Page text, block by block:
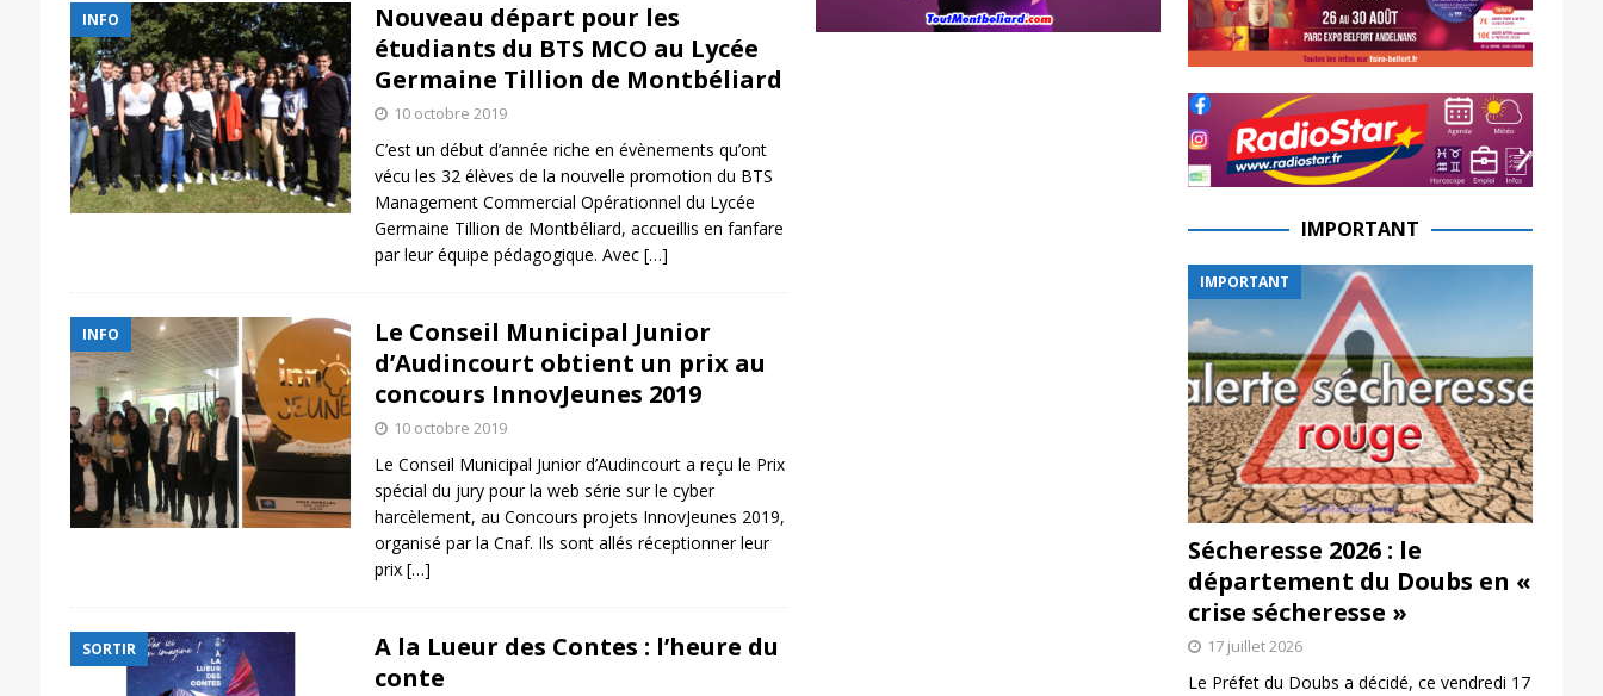
INFO
Nouveau départ pour les
étudiants du BTS MCO au Lycée
Germaine Tillion de Montbéliard
10 octobre 2019
C’est un début d’année riche en évènements qu’ont
vécu les 32 élèves de la nouvelle promotion du BTS
Management Commercial Opérationnel du Lycée
Germaine Tillion de Montbéliard, accueillis en fanfare
par leur équipe pédagogique. Avec […]
INFO
Le Conseil Municipal Junior
d’Audincourt obtient un prix au
concours InnovJeunes 2019
10 octobre 2019
Le Conseil Municipal Junior d’Audincourt a reçu le Prix
spécial du jury pour la web série sur le cyber
harcèlement, au Concours projets InnovJeunes 2019,
organisé par la Cnaf. Ils sont allés réceptionner leur
prix […]
SORTIR
A la Lueur des Contes : l’heure du
conte
IMPORTANT
IMPORTANT
Sécheresse 2026 : le
département du Doubs en «
crise sécheresse »
17 juillet 2026
Le Préfet du Doubs a décidé, ce vendredi 17